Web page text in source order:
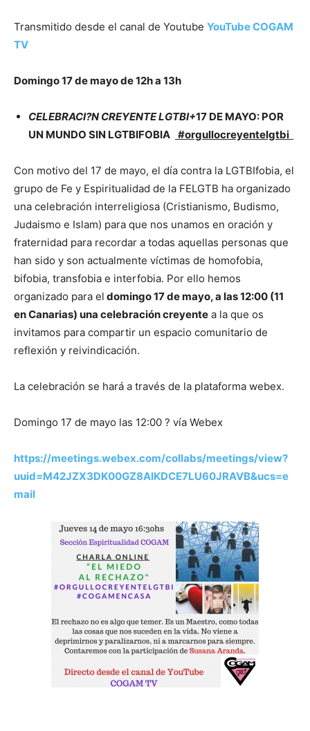
Transmitido desde el canal de Youtube YouTube COGAM
TV
Domingo 17 de mayo de 12h a 13h
CELEBRACI?N CREYENTE LGTBI+17 DE MAYO: POR
UN MUNDO SIN LGTBIFOBIA #orgullocreyentelgtbi
Con motivo del 17 de mayo, el día contra la LGTBIfobia, el
grupo de Fe y Espiritualidad de la FELGTB ha organizado
una celebración interreligiosa (Cristianismo, Budismo,
Judaismo e Islam) para que nos unamos en oración y
fraternidad para recordar a todas aquellas personas que
han sido y son actualmente víctimas de homofobia,
bifobia, transfobia e interfobia. Por ello hemos
organizado para el domingo 17 de mayo, a las 12:00 (11
en Canarias) una celebración creyente a la que os
invitamos para compartir un espacio comunitario de
reflexión y reivindicación.
La celebración se hará a través de la plataforma webex.
Domingo 17 de mayo las 12:00 ? vía Webex
https://meetings.webex.com/collabs/meetings/view?
uuid=M42JZX3DK00GZ8AIKDCE7LU60JRAVB&ucs=e
mail